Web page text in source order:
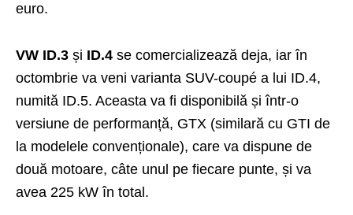
euro.
VW ID.3 și ID.4 se comercializează deja, iar în
octombrie va veni varianta SUV-coupé a lui ID.4,
numită ID.5. Aceasta va fi disponibilă și într-o
versiune de performanță, GTX (similară cu GTI de
la modelele convenționale), care va dispune de
două motoare, câte unul pe fiecare punte, și va
avea 225 kW în total.